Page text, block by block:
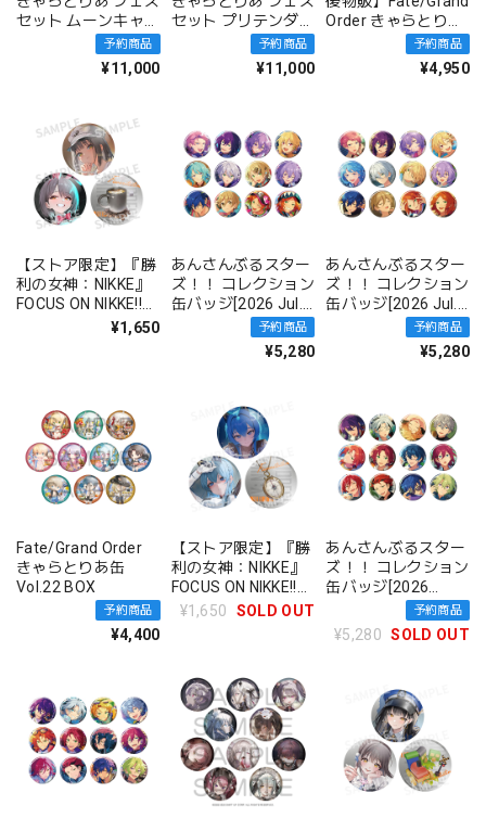
セット ムーンキャン
サー/BBドバイ予約商品
¥11,000
セット プリテンダ
ー/オベロン〔不機
嫌サマー・オベロ
予約商品
¥11,000
Order きゃらとりあ
サマストver. フェス
予約商品
¥4,950
【ストア限定】『勝
利の女神：NIKKE』
FOCUS ON NIKKE!!
缶バッジセット ミル
¥1,650
あんさんぶるスター
ズ！！ コレクション
缶バッジ[2026 Jul.]
予約商品
¥5,280
あんさんぶるスター
ズ！！ コレクション
缶バッジ[2026 Jul.]
予約商品
¥5,280
Fate/Grand Order
きゃらとりあ缶
Vol.22 BOX
予約商品
¥4,400
【ストア限定】『勝
利の女神：NIKKE』
FOCUS ON NIKKE!!
缶バッジセット ヘル
¥1,650 SOLD OUT
あんさんぶるスター
ズ！！ コレクション
缶バッジ[2026
Jun.]-Casual Side-
BOX 全12種
予約商品
¥5,280 SOLD OUT